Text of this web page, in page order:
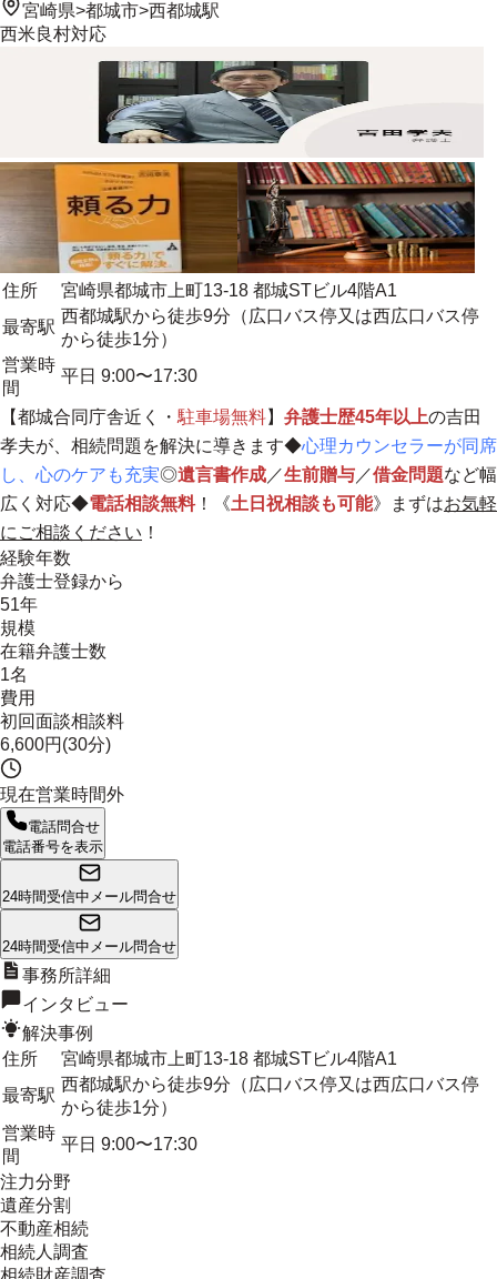
宮崎県>都城市>西都城駅
西米良村対応
住所
宮崎県都城市上町13-18 都城STビル4階A1
最寄駅
西都城駅から徒歩9分（広口バス停又は西広口バス停
から徒歩1分）
営業時
間
平日 9:00〜17:30
【都城合同庁舎近く・ 駐車場無料】 弁護士歴45年以上の吉田
孝夫が、相続問題を解決に導きます◆心理カウンセラーが同席
し、心のケアも充実◎遺言書作成 ／生前贈与 ／借金問題など幅
広く対応◆電話相談無料！《土日祝相談も可能》まずはお気軽
にご相談ください ！
経験年数
弁護士登録から
51年
規模
在籍弁護士数
1名
費用
初回面談相談料
6,600円(30分)
現在営業時間外
電話問合せ
電話番号を表示
24時間受信中 メール問合せ
24時間受信中 メール問合せ
事務所詳細
インタビュー
解決事例
住所
宮崎県都城市上町13-18 都城STビル4階A1
最寄駅
西都城駅から徒歩9分（広口バス停又は西広口バス停
から徒歩1分）
営業時
間
平日 9:00〜17:30
注力分野
遺産分割
不動産相続
相続人調査
相続財産調査